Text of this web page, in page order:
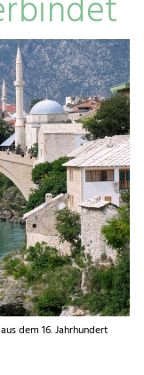
dem 16. Jahrhundert